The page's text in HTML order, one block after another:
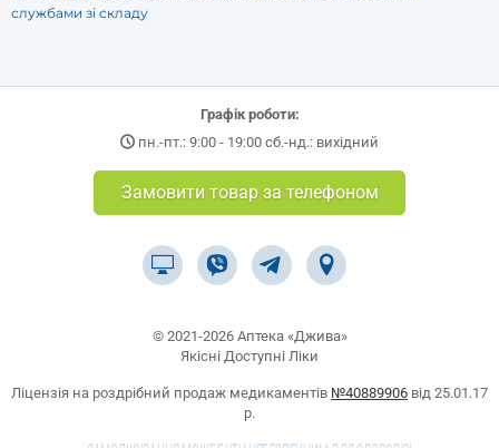
службами зі складу
Графік роботи:
пн.-пт.: 9:00 - 19:00 сб.-нд.: вихідний
Замовити товар за телефоном
© 2021-2026 Аптека «Джива»
Якісні Доступні Ліки
Ліцензія на роздрібний продаж медикаментів №40889906 від 25.01.17
р.